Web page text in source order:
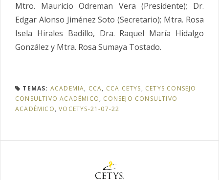
Mtro. Mauricio Odreman Vera (Presidente); Dr.
Edgar Alonso Jiménez Soto (Secretario); Mtra. Rosa
Isela Hirales Badillo, Dra. Raquel María Hidalgo
González y Mtra. Rosa Sumaya Tostado.
TEMAS: ACADEMIA, CCA, CCA CETYS, CETYS CONSEJO
CONSULTIVO ACADÉMICO, CONSEJO CONSULTIVO
ACADÉMICO,VOCETYS-21-07-22